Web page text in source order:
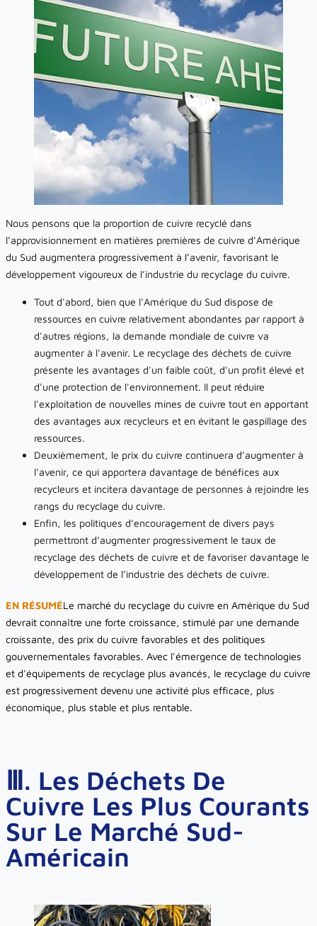
Nous pensons que la proportion de cuivre recyclé dans
l’approvisionnement en matières premières de cuivre d’Amérique
du Sud augmentera progressivement à l’avenir, favorisant le
développement vigoureux de l’industrie du recyclage du cuivre.
Tout d'abord, bien que l'Amérique du Sud dispose de
ressources en cuivre relativement abondantes par rapport à
d'autres régions, la demande mondiale de cuivre va
augmenter à l'avenir. Le recyclage des déchets de cuivre
présente les avantages d'un faible coût, d'un profit élevé et
d'une protection de l'environnement. Il peut réduire
l'exploitation de nouvelles mines de cuivre tout en apportant
des avantages aux recycleurs et en évitant le gaspillage des
ressources.
Deuxièmement, le prix du cuivre continuera d’augmenter à
l’avenir, ce qui apportera davantage de bénéfices aux
recycleurs et incitera davantage de personnes à rejoindre les
rangs du recyclage du cuivre.
Enfin, les politiques d’encouragement de divers pays
permettront d’augmenter progressivement le taux de
recyclage des déchets de cuivre et de favoriser davantage le
développement de l’industrie des déchets de cuivre.
EN RÉSUMÉLe marché du recyclage du cuivre en Amérique du Sud
devrait connaître une forte croissance, stimulé par une demande
croissante, des prix du cuivre favorables et des politiques
gouvernementales favorables. Avec l'émergence de technologies
et d'équipements de recyclage plus avancés, le recyclage du cuivre
est progressivement devenu une activité plus efficace, plus
économique, plus stable et plus rentable.
Ⅲ. Les Déchets De
Cuivre Les Plus Courants
Sur Le Marché Sud-
Américain